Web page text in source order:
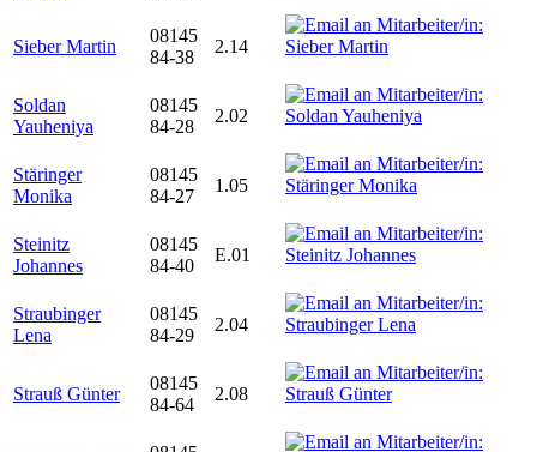
Sieber Martin
08145
84-38
2.14
Soldan
Yauheniya
08145
84-28
2.02
Stäringer
Monika
08145
84-27
1.05
Steinitz
Johannes
08145
84-40
E.01
Straubinger
Lena
08145
84-29
2.04
Strauß Günter
08145
84-64
2.08